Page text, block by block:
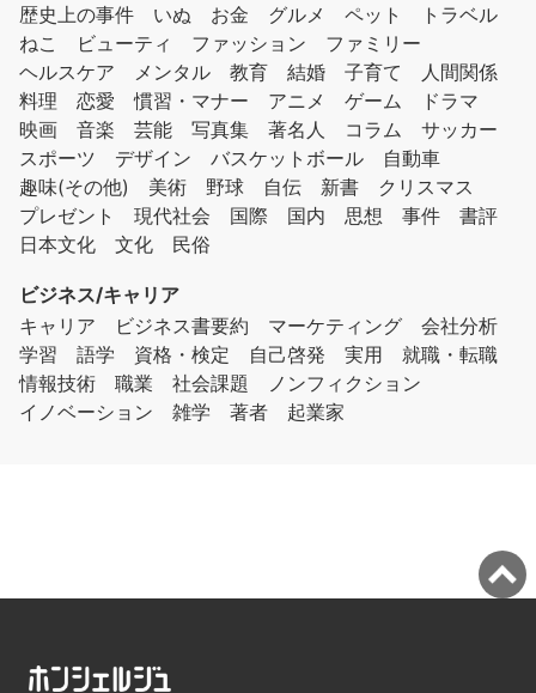
歴史上の事件
いぬ お金 グルメ ペット
トラベル
ねこ
ビューティ ファッション
ファミリー
ヘルスケア
メンタル 教育 結婚 子育て
人間関係
料理
恋愛 慣習・マナー アニメ ゲーム
ドラマ
映画
音楽 芸能 写真集 著名人 コラム
サッカー
スポーツ
デザイン バスケットボール
自動車
趣味(その他)
美術 野球 自伝 新書
クリスマス
プレゼント
現代社会 国際 国内 思想 事件
書評
日本文化
文化 民俗
ビジネス/キャリア
キャリア
ビジネス書要約 マーケティング
会社分析
学習
語学 資格・検定 自己啓発 実用
就職・転職
情報技術
職業 社会課題
ノンフィクション
イノベーション
雑学 著者 起業家